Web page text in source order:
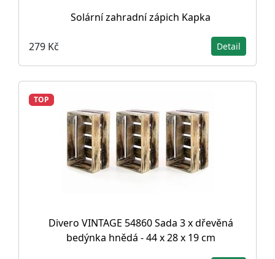
Solární zahradní zápich Kapka
279 Kč Detail
TOP
Divero VINTAGE 54860 Sada 3 x dřevěná
bedýnka hnědá - 44 x 28 x 19 cm